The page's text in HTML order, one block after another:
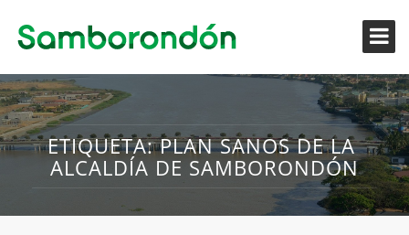
ETIQUETA:PLAN SANOS DE LA
ALCALDÍA DE SAMBORONDÓN